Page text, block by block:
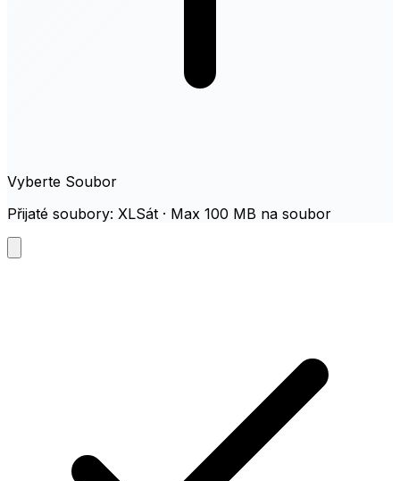
Vyberte Soubor
Přijaté soubory: XLSát · Max 100 MB na soubor